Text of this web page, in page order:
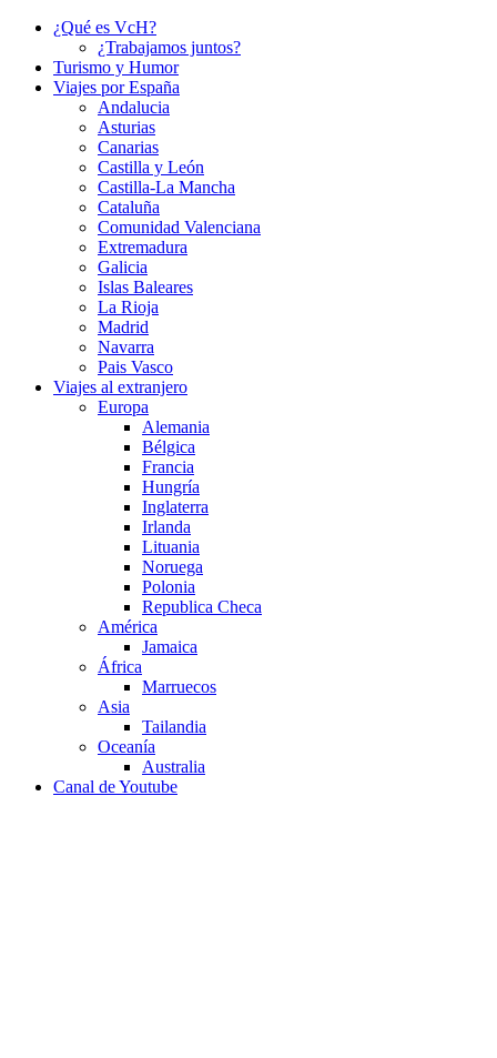
¿Qué es VcH?
¿Trabajamos juntos?
Turismo y Humor
Viajes por España
Andalucia
Asturias
Canarias
Castilla y León
Castilla-La Mancha
Cataluña
Comunidad Valenciana
Extremadura
Galicia
Islas Baleares
La Rioja
Madrid
Navarra
Pais Vasco
Viajes al extranjero
Europa
Alemania
Bélgica
Francia
Hungría
Inglaterra
Irlanda
Lituania
Noruega
Polonia
Republica Checa
América
Jamaica
África
Marruecos
Asia
Tailandia
Oceanía
Australia
Canal de Youtube